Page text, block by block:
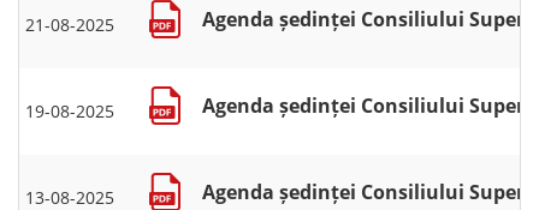
21-08-2025 Agenda ședinței Consiliului
19-08-2025 Agenda ședinței Consiliului
13-08-2025 Agenda ședinței Consiliului